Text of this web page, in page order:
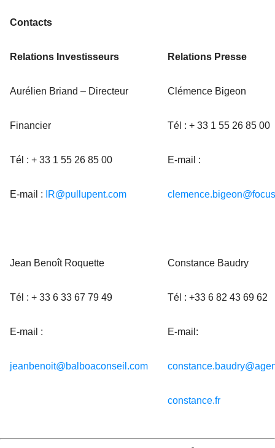
Contacts
Relations Investisseurs
Aurélien Briand – Directeur
Financier
Tél : + 33 1 55 26 85 00
E-mail : IR@pullupent.com
Relations Presse
Clémence Bigeon
Tél : + 33 1 55 26 85 00
E-mail :
Jean Benoît Roquette
Tél : + 33 6 33 67 79 49
E-mail :
jeanbenoit@balboaconseil.com
Constance Baudry
Tél : +33 6 82 43 69 62
E-mail:
constance.fr